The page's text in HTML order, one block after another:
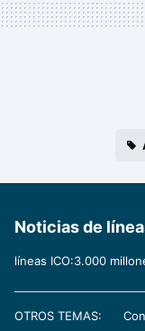
Noticias de
líneas ICO:3.000
OTROS TEMAS: